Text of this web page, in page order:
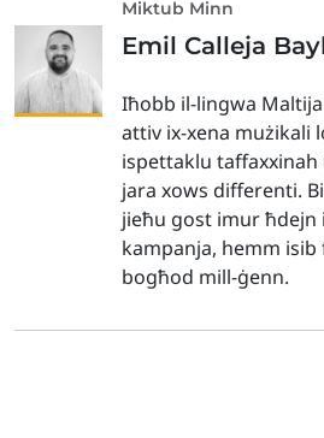
Miktub Minn
Emil Calleja
Iħobb il-lingwa
attiv ix-xena mużikali
ispettaklu
jara xows differenti.
jieħu gost imur ħdejn
kampanja, hemm isib
bogħod mill-ġenn.